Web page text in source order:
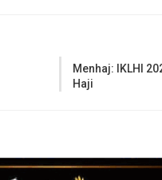
Menhaj: IKLHI
Haji